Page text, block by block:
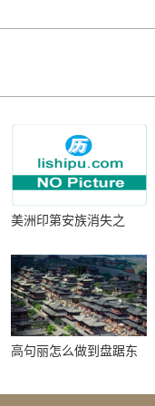
美洲印第安族消失之
高句丽怎么做到盘踞东